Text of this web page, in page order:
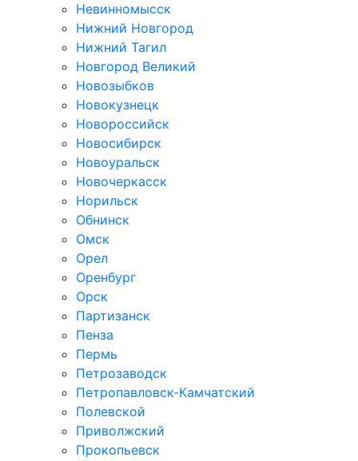
Невинномысск
Нижний Новгород
Нижний Тагил
Новгород Великий
Новозыбков
Новокузнецк
Новороссийск
Новосибирск
Новоуральск
Новочеркасск
Норильск
Обнинск
Омск
Орел
Оренбург
Орск
Партизанск
Пенза
Пермь
Петрозаводск
Петропавловск-Камчатский
Полевской
Приволжский
Прокопьевск